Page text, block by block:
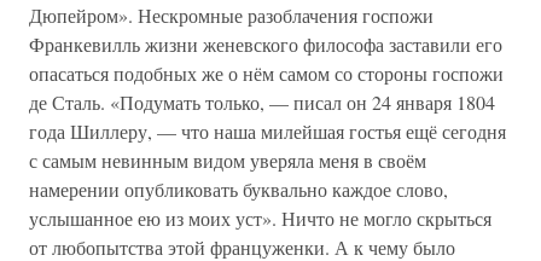
Дюпейром». Нескромные разоблачения госпожи
Франкевилль жизни женевского философа заставили его
опасаться подобных же о нём самом со стороны госпожи
де Сталь. «Подумать только, — писал он 24 января 1804
года Шиллеру, — что наша милейшая гостья ещё сегодня
с самым невинным видом уверяла меня в своём
намерении опубликовать буквально каждое слово,
услышанное ею из моих уст». Ничто не могло скрыться
от любопытства этой француженки. А к чему было